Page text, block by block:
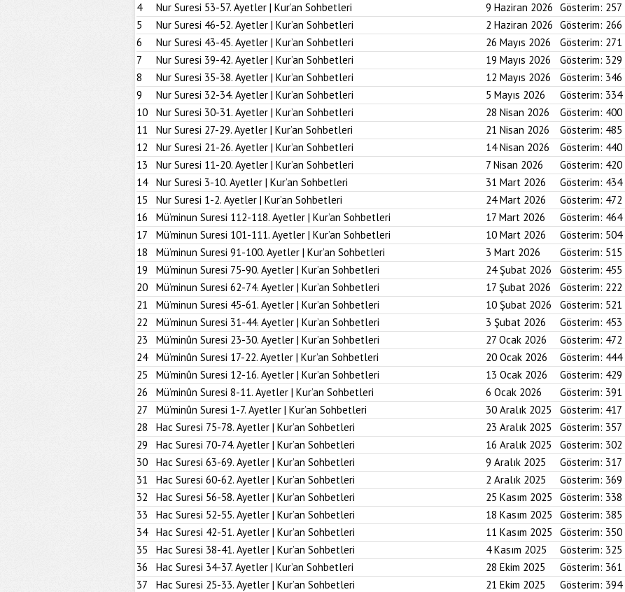
4
Nur Suresi 53-57. Ayetler | Kur’an Sohbetleri 9 Haziran 2026 Gösterim: 257
5
Nur Suresi 46-52. Ayetler | Kur’an Sohbetleri 2 Haziran 2026 Gösterim: 266
6
Nur Suresi 43-45. Ayetler | Kur’an Sohbetleri 26 Mayıs 2026 Gösterim: 271
7
Nur Suresi 39-42. Ayetler | Kur’an Sohbetleri 19 Mayıs 2026 Gösterim: 329
8
Nur Suresi 35-38. Ayetler | Kur’an Sohbetleri 12 Mayıs 2026 Gösterim: 346
9
Nur Suresi 32-34. Ayetler | Kur’an Sohbetleri 5 Mayıs 2026 Gösterim: 334
10
Nur Suresi 30-31. Ayetler | Kur’an Sohbetleri 28 Nisan 2026 Gösterim: 400
11
Nur Suresi 27-29. Ayetler | Kur’an Sohbetleri 21 Nisan 2026 Gösterim: 485
12
Nur Suresi 21-26. Ayetler | Kur’an Sohbetleri 14 Nisan 2026 Gösterim: 440
13
Nur Suresi 11-20. Ayetler | Kur’an Sohbetleri 7 Nisan 2026 Gösterim: 420
14
Nur Suresi 3-10. Ayetler | Kur’an Sohbetleri 31 Mart 2026 Gösterim: 434
15
Nur Suresi 1-2. Ayetler | Kur’an Sohbetleri 24 Mart 2026 Gösterim: 472
16
Mü’minun Suresi 112-118. Ayetler | Kur’an Sohbetleri 17 Mart 2026 Gösterim: 464
17
Mü’minun Suresi 101-111. Ayetler | Kur’an Sohbetleri 10 Mart 2026 Gösterim: 504
18
Mü’minun Suresi 91-100. Ayetler | Kur’an Sohbetleri 3 Mart 2026 Gösterim: 515
19
Mü’minun Suresi 75-90. Ayetler | Kur’an Sohbetleri 24 Şubat 2026 Gösterim: 455
20
Mü’minun Suresi 62-74. Ayetler | Kur’an Sohbetleri 17 Şubat 2026 Gösterim: 222
21
Mü’minun Suresi 45-61. Ayetler | Kur’an Sohbetleri 10 Şubat 2026 Gösterim: 521
22
Mü’minun Suresi 31-44. Ayetler | Kur’an Sohbetleri 3 Şubat 2026 Gösterim: 453
23
Mü’minûn Suresi 23-30. Ayetler | Kur’an Sohbetleri 27 Ocak 2026 Gösterim: 472
24
Mü’minûn Suresi 17-22. Ayetler | Kur’an Sohbetleri 20 Ocak 2026 Gösterim: 444
25
Mü’minûn Suresi 12-16. Ayetler | Kur’an Sohbetleri 13 Ocak 2026 Gösterim: 429
26
Mü’minûn Suresi 8-11. Ayetler | Kur’an Sohbetleri 6 Ocak 2026 Gösterim: 391
27
Mü’minûn Suresi 1-7. Ayetler | Kur’an Sohbetleri 30 Aralık 2025 Gösterim: 417
28
Hac Suresi 75-78. Ayetler | Kur’an Sohbetleri 23 Aralık 2025 Gösterim: 357
29
Hac Suresi 70-74. Ayetler | Kur’an Sohbetleri 16 Aralık 2025 Gösterim: 302
30
Hac Suresi 63-69. Ayetler | Kur’an Sohbetleri 9 Aralık 2025 Gösterim: 317
31
Hac Suresi 60-62. Ayetler | Kur’an Sohbetleri 2 Aralık 2025 Gösterim: 369
32
Hac Suresi 56-58. Ayetler | Kur’an Sohbetleri 25 Kasım 2025 Gösterim: 338
33
Hac Suresi 52-55. Ayetler | Kur’an Sohbetleri 18 Kasım 2025 Gösterim: 385
34
Hac Suresi 42-51. Ayetler | Kur’an Sohbetleri 11 Kasım 2025 Gösterim: 350
35
Hac Suresi 38-41. Ayetler | Kur’an Sohbetleri 4 Kasım 2025 Gösterim: 325
36
Hac Suresi 34-37. Ayetler | Kur’an Sohbetleri 28 Ekim 2025 Gösterim: 361
37
Hac Suresi 25-33. Ayetler | Kur’an Sohbetleri 21 Ekim 2025 Gösterim: 394